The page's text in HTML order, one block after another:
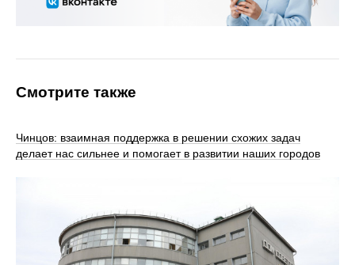
Смотрите также
Чинцов: взаимная поддержка в решении схожих задач
делает нас сильнее и помогает в развитии наших городов